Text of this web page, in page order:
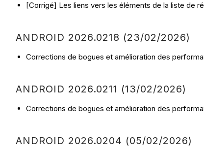
[Corrigé] Les liens vers les éléments de la liste de
ANDROID 2026.0218 (23/02/2026)
Corrections de bogues et amélioration des
ANDROID 2026.0211 (13/02/2026)
Corrections de bogues et amélioration des
ANDROID 2026.0204 (05/02/2026)